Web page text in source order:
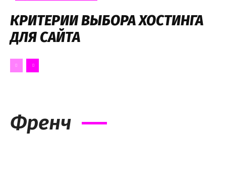
КРИТЕРИИ ВЫБОРА ХОСТИНГА
ДЛЯ САЙТА
Френч